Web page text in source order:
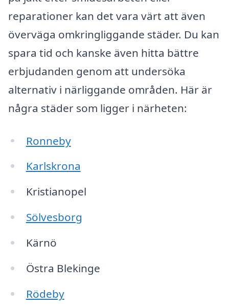
reparationer kan det vara värt att även
överväga omkringliggande städer. Du kan
spara tid och kanske även hitta bättre
erbjudanden genom att undersöka
alternativ i närliggande områden. Här är
några städer som ligger i närheten:
Ronneby
Karlskrona
Kristianopel
Sölvesborg
Kärnö
Östra Blekinge
Rödeby